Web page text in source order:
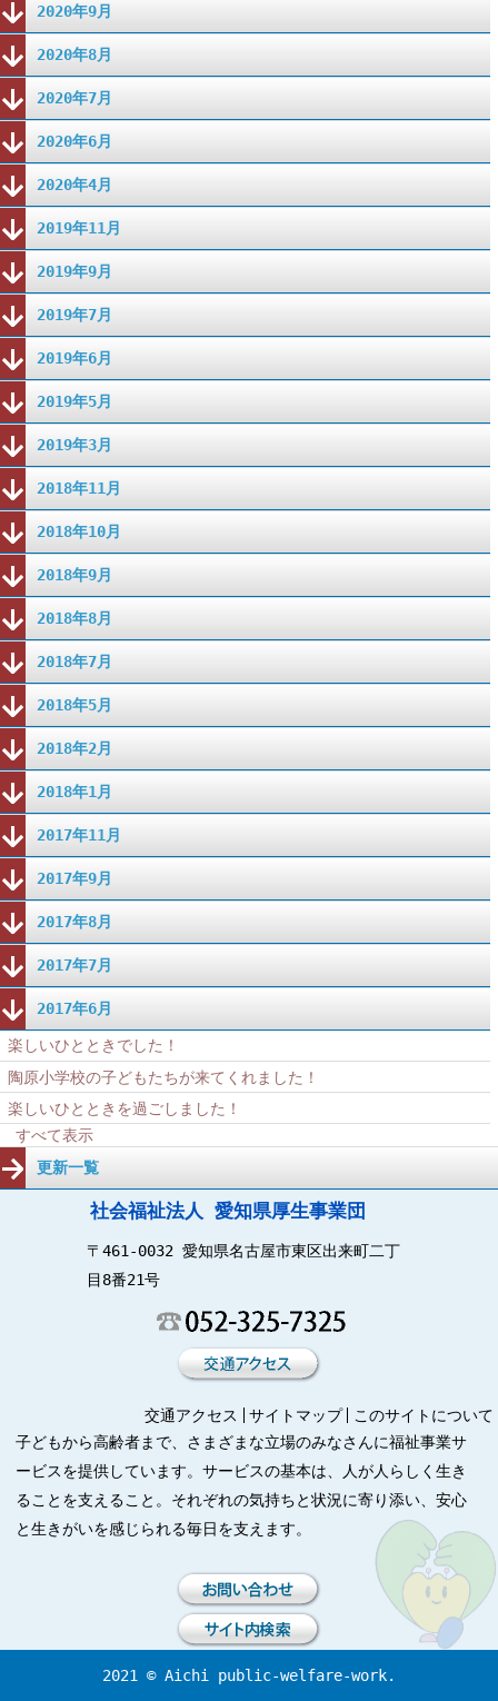
2020年9月
2020年8月
2020年7月
2020年6月
2020年4月
2019年11月
2019年9月
2019年7月
2019年6月
2019年5月
2019年3月
2018年11月
2018年10月
2018年9月
2018年8月
2018年7月
2018年5月
2018年2月
2018年1月
2017年11月
2017年9月
2017年8月
2017年7月
2017年6月
楽しいひとときでした！
陶原小学校の子どもたちが来てくれました！
楽しいひとときを過ごしました！
すべて表示
更新一覧
社会福祉法人 愛知県厚生事業団
〒461-0032 愛知県名古屋市東区出来町二丁
目8番21号
交通アクセス サイトマップ
このサイトについて
子どもから高齢者まで、さまざまな立場のみなさんに福祉事業サ
ービスを提供しています。サービスの基本は、人が人らしく生き
ることを支えること。それぞれの気持ちと状況に寄り添い、安心
と生きがいを感じられる毎日を支えます。
2021 © Aichi public-welfare-work.